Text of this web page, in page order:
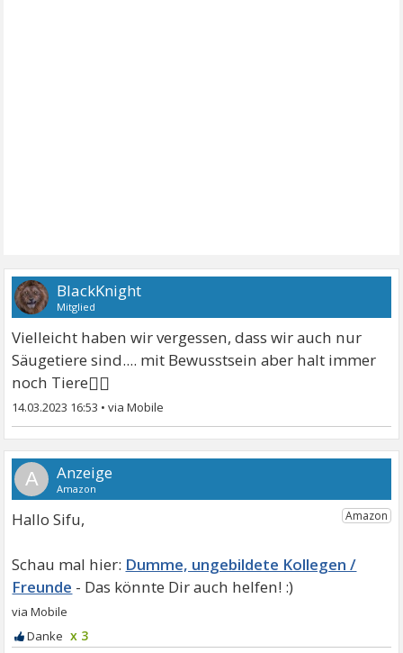
BlackKnight
Mitglied
Vielleicht haben wir vergessen, dass wir auch nur
Säugetiere sind.... mit Bewusstsein aber halt immer
noch Tiere🤷‍♂
14.03.2023 16:53 •
A
Hallo Sifu,
Dumme, ungebildete Kollegen /
Freunde
x 3